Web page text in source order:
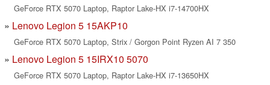
GeForce RTX 5070 Laptop, Raptor Lake-HX i7-14700HX
Lenovo Legion 5 15AKP10
GeForce RTX 5070 Laptop, Strix / Gorgon Point Ryzen AI 7 350
Lenovo Legion 5 15IRX10 5070
GeForce RTX 5070 Laptop, Raptor Lake-HX i7-13650HX